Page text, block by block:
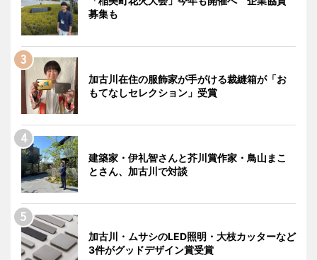
募集も
加古川在住の服飾家が手がける裁縫箱が「お
もてなしセレクション」受賞
建築家・伊礼智さんと芥川賞作家・鳥山まこ
とさん、加古川で対談
加古川・ムサシのLED照明・大枝カッターなど
3件がグッドデザイン賞受賞